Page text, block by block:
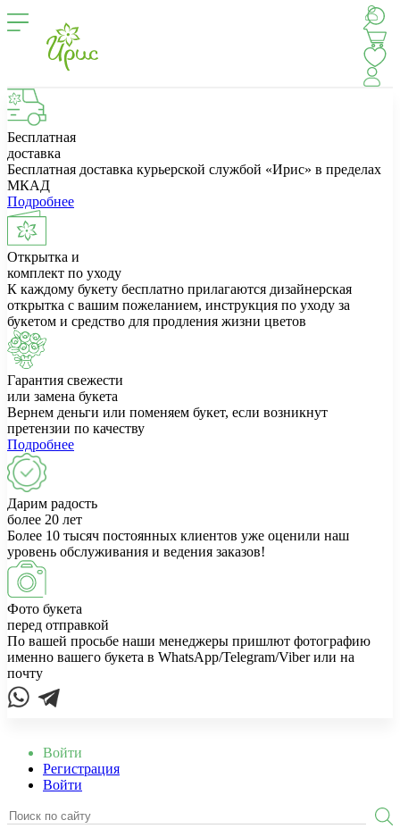
Бесплатная
доставка
Бесплатная доставка курьерской службой «Ирис» в пределах
МКАД
Подробнее
Открытка и
комплект по уходу
К каждому букету бесплатно прилагаются дизайнерская
открытка с вашим пожеланием, инструкция по уходу за
букетом и средство для продления жизни цветов
Гарантия свежести
или замена букета
Вернем деньги или поменяем букет, если возникнут
претензии по качеству
Подробнее
Дарим радость
более 20 лет
Более 10 тысяч постоянных клиентов уже оценили наш
уровень обслуживания и ведения заказов!
Фото букета
перед отправкой
По вашей просьбе наши менеджеры пришлют фотографию
именно вашего букета в WhatsApp/Telegram/Viber или на
почту
Войти
Регистрация
Войти